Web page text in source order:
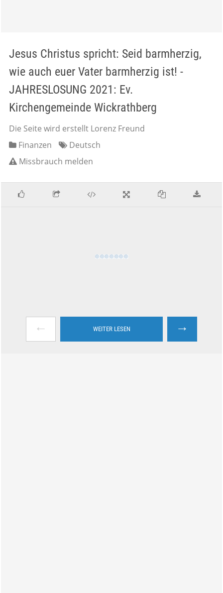
Jesus Christus spricht: Seid barmherzig,
wie auch euer Vater barmherzig ist! -
JAHRESLOSUNG 2021: Ev.
Kirchengemeinde Wickrathberg
Die Seite wird erstellt Lorenz Freund
Finanzen
Deutsch
Missbrauch melden
← WEITER LESEN →